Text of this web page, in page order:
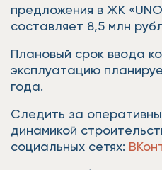
предложения в ЖК
составляет 8,5 млн
Плановый срок ввода
эксплуатацию
года.
Следить за
динамикой
социальных сетях: